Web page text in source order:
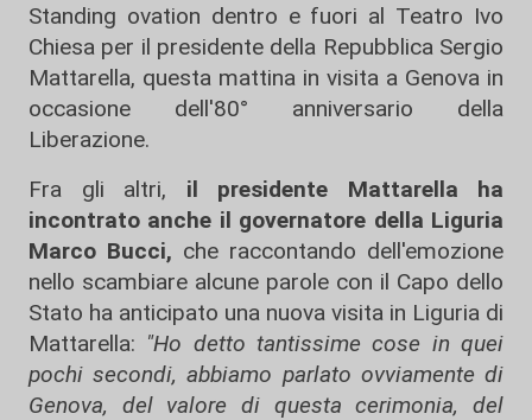
Standing ovation dentro e fuori al Teatro Ivo
Chiesa per il presidente della Repubblica Sergio
Mattarella, questa mattina in visita a Genova in
occasione dell'80° anniversario della
Liberazione.
Fra gli altri, il presidente Mattarella ha
incontrato anche il governatore della Liguria
Marco Bucci, che raccontando dell'emozione
nello scambiare alcune parole con il Capo dello
Stato ha anticipato una nuova visita in Liguria di
Mattarella: "Ho detto tantissime cose in quei
pochi secondi, abbiamo parlato ovviamente di
Genova, del valore di questa cerimonia, del